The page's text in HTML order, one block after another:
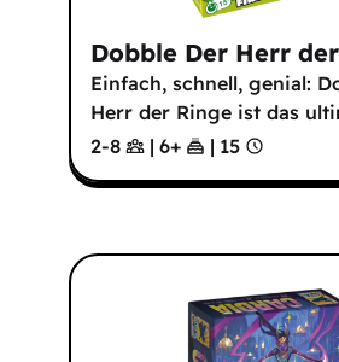
Dobble Der Herr
Einfach, schnell, genial:
Herr der Ringe ist das
2-8
| 6+ | 15